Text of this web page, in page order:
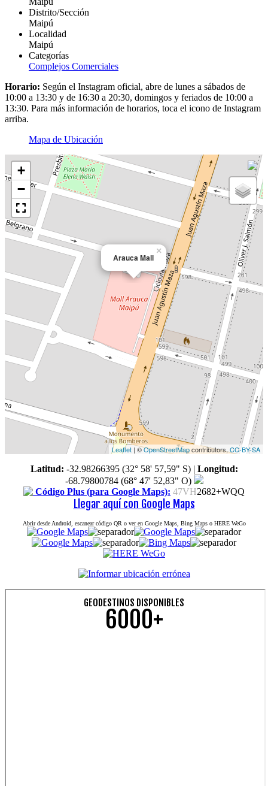
Distrito/Sección
Maipú
Localidad
Maipú
Categorías
Complejos Comerciales
Horario: Según el Instagram oficial, abre de lunes a sábados de
10:00 a 13:30 y de 16:30 a 20:30, domingos y feriados de 10:00 a
13:30. Para más información de horarios, toca el icono de Instagram
arriba.
Mapa de Ubicación
Arauca Mall
×
+
−
Leaflet | ©OpenStreetMapcontributors,CC-BY-SA
Latitud: -32.98266395 (32° 58' 57,59" S)| Longitud:
-68.79800784 (68° 47' 52,83" O)
Código Plus (para Google Maps): 47VH2682+WQQ
Llegar aquí con Google Maps
Abrir desde Android, escanear código QR o ver en Google Maps, Bing Maps o HERE WeGo
GEODESTINOS DISPONIBLES
6000+